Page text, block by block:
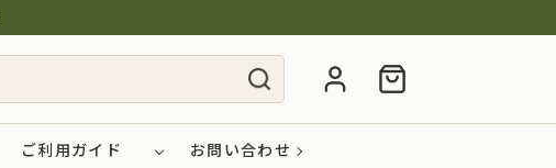
ご利用ガイド お問い合わせ